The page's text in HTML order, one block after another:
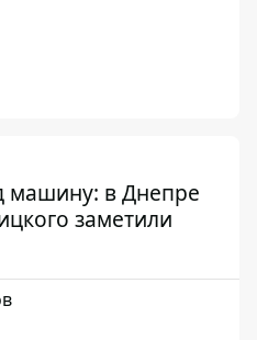
машину: в Днепре
заметили